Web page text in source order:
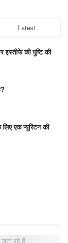
Latest
इस्तीफे की पुष्टि की
एक प्यूरिटन की